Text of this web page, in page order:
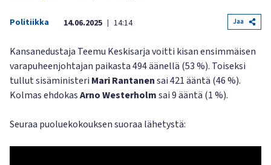
Politiikka 14.06.2025 | 14:14 Jaa
Kansanedustaja Teemu Keskisarja voitti kisan ensimmäisen
varapuheenjohtajan paikasta 494 äänellä (53 %). Toiseksi
tullut sisäministeri Mari Rantanensai 421 ääntä (46 %).
Kolmas ehdokasArno Westerholmsai 9 ääntä (1 %).
Seuraa puoluekokouksen suoraa lähetystä: